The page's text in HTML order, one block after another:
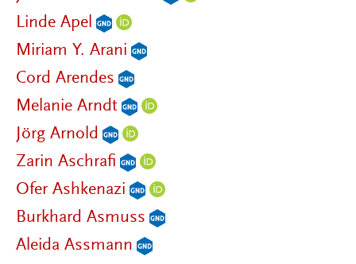
Linde Apel
Miriam Y. Arani
Cord Arendes
Melanie Arndt
Jörg Arnold
Zarin Aschrafi
Ofer Ashkenazi
Burkhard Asmuss
Aleida Assmann